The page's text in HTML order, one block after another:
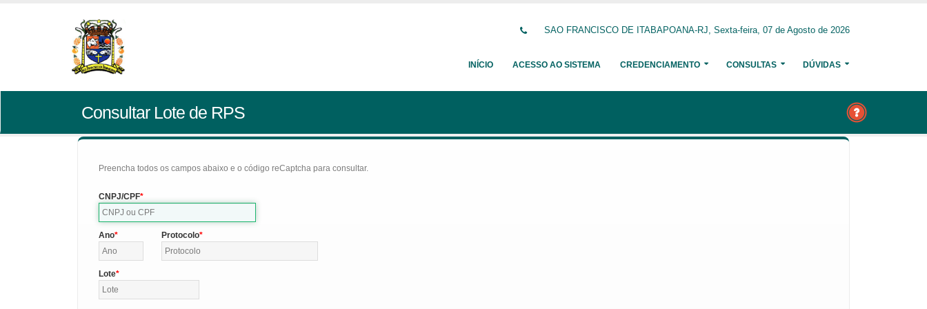
SAO FRANCISCO DE ITABAPOANA-RJ, Sexta-feira, 07 de Agosto de 2026
INÍCIO ACESSO AO SISTEMA CREDENCIAMENTO CONSULTAS DÚVIDAS
Consultar Lote de RPS
Preencha todos os campos abaixo e o código reCaptcha para consultar.
CNPJ/CPF
Ano Protocolo
Lote